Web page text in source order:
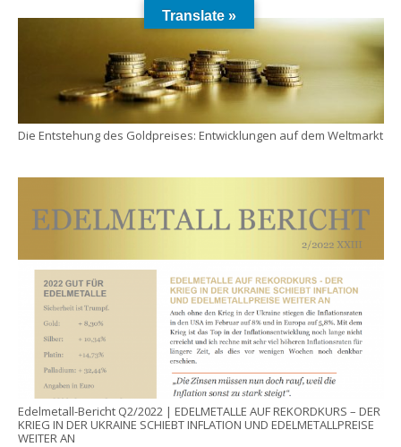
Die Entstehung des Goldpreises: Entwicklungen auf dem Weltmarkt
Edelmetall-Bericht Q2/2022 | EDELMETALLE AUF REKORDKURS – DER
KRIEG IN DER UKRAINE SCHIEBT INFLATION UND EDELMETALLPREISE
WEITER AN
Translate »